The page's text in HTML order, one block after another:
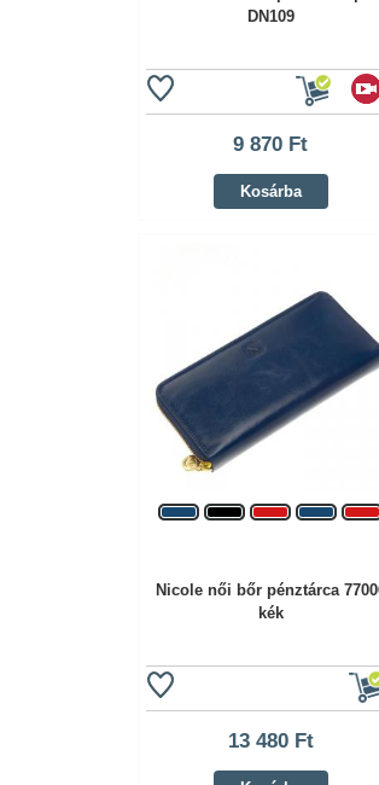
DN109
9 870 Ft
Kosárba
Nicole női bőr pénztárca
kék
13 480 Ft